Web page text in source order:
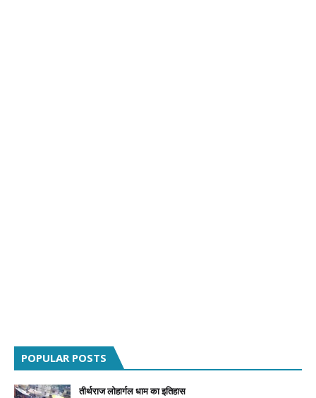
POPULAR POSTS
तीर्थराज लोहार्गल धाम का इतिहास